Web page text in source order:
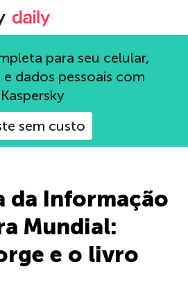
Blog oficial da Kaspersky
para seu celular,
dados pessoais com
Kaspersky
sem custo
da Informação
Mundial:
e o livro